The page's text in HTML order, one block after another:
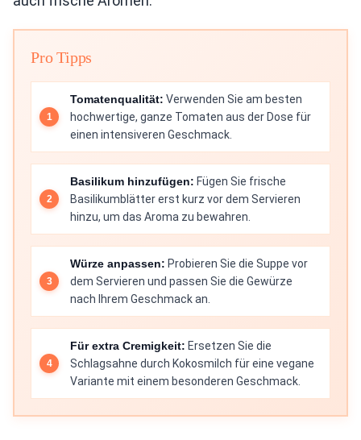
Pro Tipps
Tomatenqualität: Verwenden Sie am besten
hochwertige, ganze Tomaten aus der Dose für
einen intensiveren Geschmack.
Basilikum hinzufügen: Fügen Sie frische
Basilikumblätter erst kurz vor dem Servieren
hinzu, um das Aroma zu bewahren.
Würze anpassen: Probieren Sie die Suppe vor
dem Servieren und passen Sie die Gewürze
nach Ihrem Geschmack an.
Für extra Cremigkeit: Ersetzen Sie die
Schlagsahne durch Kokosmilch für eine vegane
Variante mit einem besonderen Geschmack.